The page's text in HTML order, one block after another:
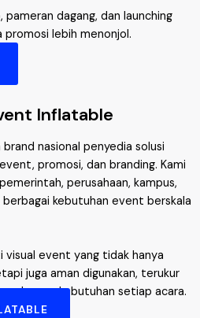
dagang, dan launching
lebih menonjol.
Inflatable
nasional penyedia solusi
promosi, dan branding. Kami
perusahaan, kampus,
kebutuhan event berskala
visual event yang tidak hanya
juga aman digunakan, terukur
dengan kebutuhan setiap acara.